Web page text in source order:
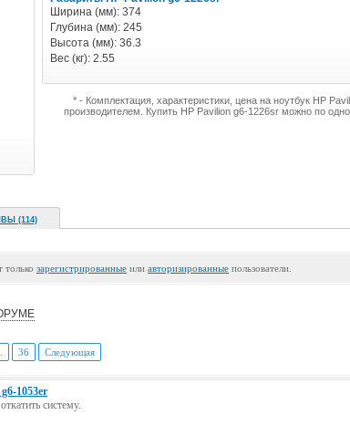
Ширина (мм): 374
Глубина (мм): 245
Высота (мм): 36.3
Вес (кг): 2.55
* - Комплектация, характеристики, цена на ноутбук HP
производителем. Купить HP Pavilion g6-1226sr можно по
(114)
только зарегистрированные или авторизированные пользователи.
36 Следующая
1053er
систему.